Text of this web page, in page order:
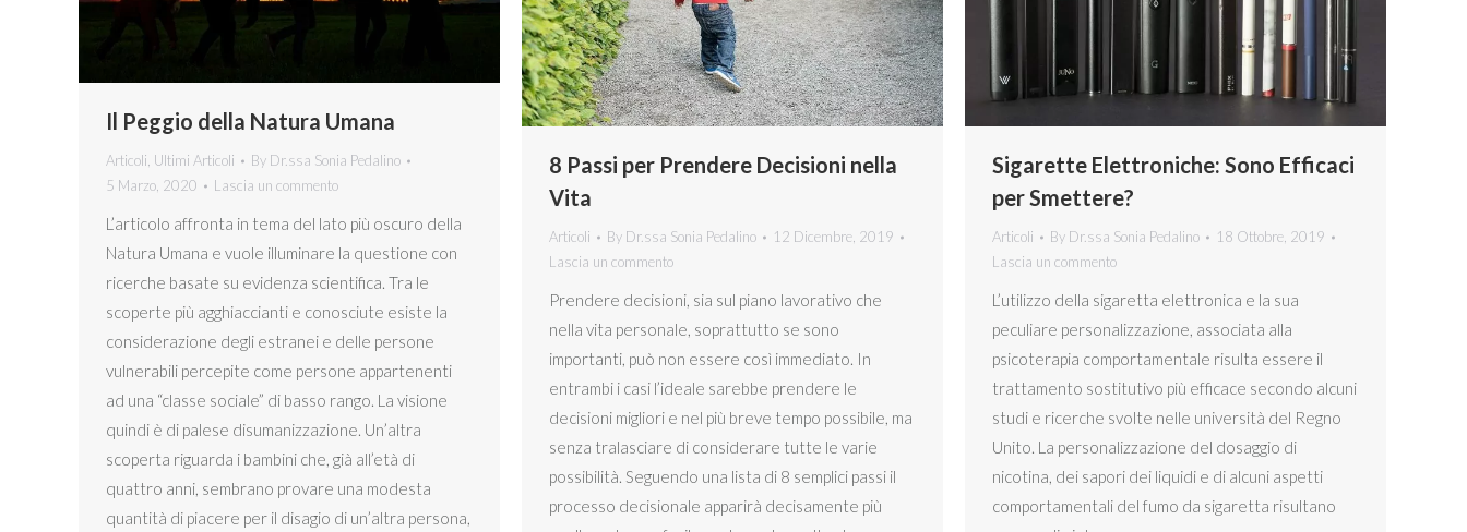
Il Peggio della Natura Umana
Articoli, Ultimi Articoli By Dr.ssa Sonia Pedalino
5 Marzo, 2020
Lascia un commento
L’articolo affronta in tema del lato più oscuro della
Natura Umana e vuole illuminare la questione con
ricerche basate su evidenza scientifica. Tra le
scoperte più agghiaccianti e conosciute esiste la
considerazione degli estranei e delle persone
vulnerabili percepite come persone appartenenti
ad una “classe sociale” di basso rango. La visione
quindi è di palese disumanizzazione. Un’altra
scoperta riguarda i bambini che, già all’età di
quattro anni, sembrano provare una modesta
quantità di piacere per il disagio di un’altra persona,
8 Passi per Prendere Decisioni nella
Vita
Articoli By Dr.ssa Sonia Pedalino
12 Dicembre, 2019
Lascia un commento
Prendere decisioni, sia sul piano lavorativo che
nella vita personale, soprattutto se sono
importanti, può non essere così immediato. In
entrambi i casi l’ideale sarebbe prendere le
decisioni migliori e nel più breve tempo possibile, ma
senza tralasciare di considerare tutte le varie
possibilità. Seguendo una lista di 8 semplici passi il
processo decisionale apparirà decisamente più
Sigarette Elettroniche: Sono Efficaci
per Smettere?
Articoli By Dr.ssa Sonia Pedalino
18 Ottobre, 2019
Lascia un commento
L’utilizzo della sigaretta elettronica e la sua
peculiare personalizzazione, associata alla
psicoterapia comportamentale risulta essere il
trattamento sostitutivo più efficace secondo alcuni
studi e ricerche svolte nelle università del Regno
Unito. La personalizzazione del dosaggio di
nicotina, dei sapori dei liquidi e di alcuni aspetti
comportamentali del fumo da sigaretta risultano